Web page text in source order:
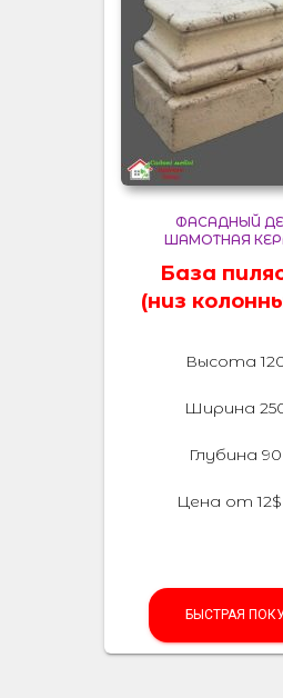
ФАСАДНЫЙ
ШАМОТНАЯ
База
(низ
Высота
Ширина
Глубина
Цена от
БЫСТРАЯ